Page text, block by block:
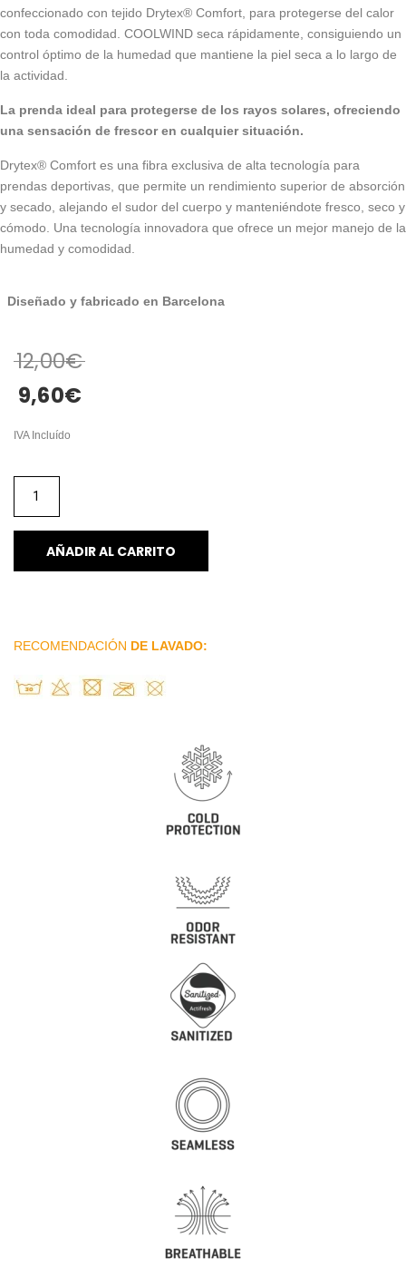
confeccionado con tejido Drytex® Comfort, para protegerse del calor
con toda comodidad. COOLWIND seca rápidamente, consiguiendo un
control óptimo de la humedad que mantiene la piel seca a lo largo de
la actividad.
La prenda ideal para protegerse de los rayos solares, ofreciendo
una sensación de frescor en cualquier situación.
Drytex® Comfort es una fibra exclusiva de alta tecnología para
prendas deportivas, que permite un rendimiento superior de absorción
y secado, alejando el sudor del cuerpo y manteniéndote fresco, seco y
cómodo. Una tecnología innovadora que ofrece un mejor manejo de la
humedad y comodidad.
Diseñado y fabricado en Barcelona
12,00€
9,60€
IVA Incluído
AÑADIR AL CARRITO
RECOMENDACIÓN DE LAVADO: